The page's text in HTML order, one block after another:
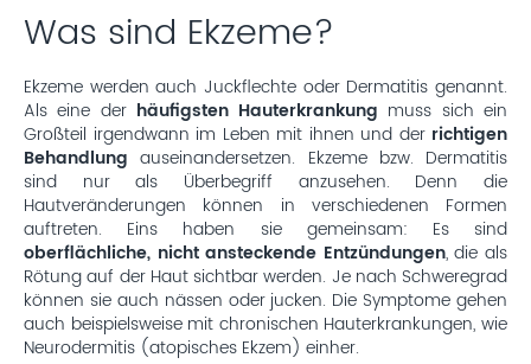
Was sind Ekzeme?
Ekzeme werden auch Juckflechte oder Dermatitis genannt.
Als eine der häufigsten Hauterkrankung muss sich ein
Großteil irgendwann im Leben mit ihnen und der richtigen
Behandlung auseinandersetzen. Ekzeme bzw. Dermatitis
sind nur als Überbegriff anzusehen. Denn die
Hautveränderungen können in verschiedenen Formen
auftreten. Eins haben sie gemeinsam: Es sind
oberflächliche, nicht ansteckende Entzündungen, die als
Rötung auf der Haut sichtbar werden. Je nach Schweregrad
können sie auch nässen oder jucken. Die Symptome gehen
auch beispielsweise mit chronischen Hauterkrankungen, wie
Neurodermitis (atopisches Ekzem) einher.